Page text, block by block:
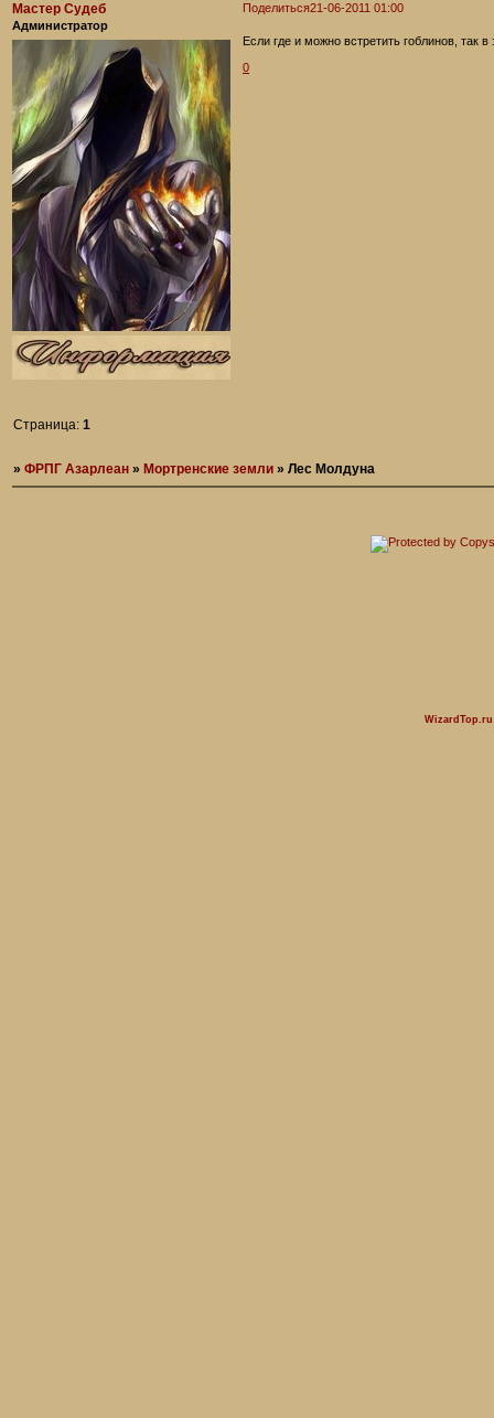
Поделиться21-06-2011 01:00
Мастер Судеб
Администратор
Если где и можно встретить гоблинов, так в
0
Страница:1
»ФРПГ Азарлеан » Мортренские земли »Лес Молдуна